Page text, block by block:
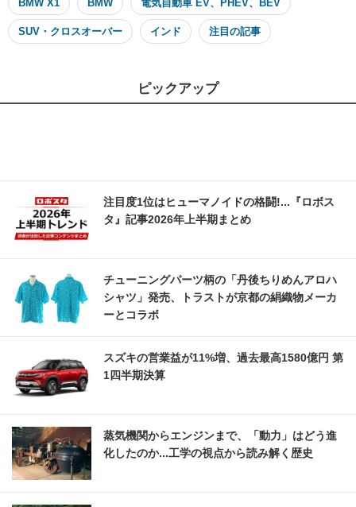
BMW X1 BMW 電気自動車 EV、PHEV、BEV
SUV・クロスオーバー インド 注目の記事
ピックアップ
注目度1位はヒューマノイドの格闘!...『ロボス
タ』記事2026年上半期まとめ
チューニングパーツ柄の「丹後ちりめんアロハ
シャツ」発売、トラストが京都の絹織物メーカ
ーとコラボ
スズキの営業益が11%増、過去最高1580億円 第
1四半期決算
蒸気機関からエンジンまで、「動力」はどう進
化したのか...工学の視点から読み解く歴史